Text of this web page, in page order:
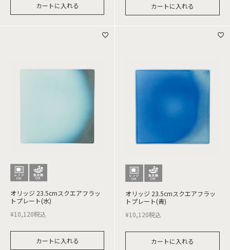
カートに入れる カートに入れる
オリッジ 23.5cmスクエアフラッ
トプレート(水)
¥10,120税込
カートに入れる
オリッジ 23.5cmスクエアフラッ
トプレート(青)
¥10,120税込
カートに入れる